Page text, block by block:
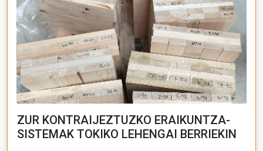
ZUR KONTRAIJEZTUZKO ERAIKUNTZA-
SISTEMAK TOKIKO LEHENGAI BERRIEKIN